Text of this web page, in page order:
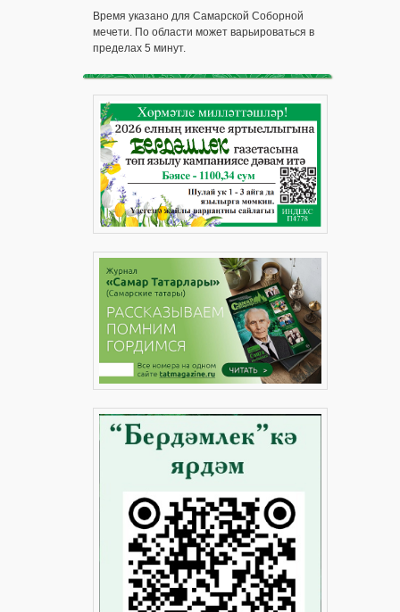
Время указано для Самарской Соборной
мечети. По области может варьироваться в
пределах 5 минут.